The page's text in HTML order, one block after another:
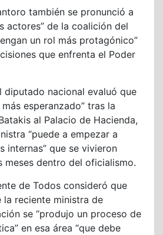
también se pronunció a
actores” de la coalición del
un rol más protagónico”
que enfrenta el Poder
diputado nacional evaluó que
esperanzado” tras la
al Palacio de Hacienda,
“puede a empezar a
internas” que se vivieron
meses dentro del oficialismo.
de Todos consideró que
la reciente ministra de
se “produjo un proceso de
en esa área “que debe